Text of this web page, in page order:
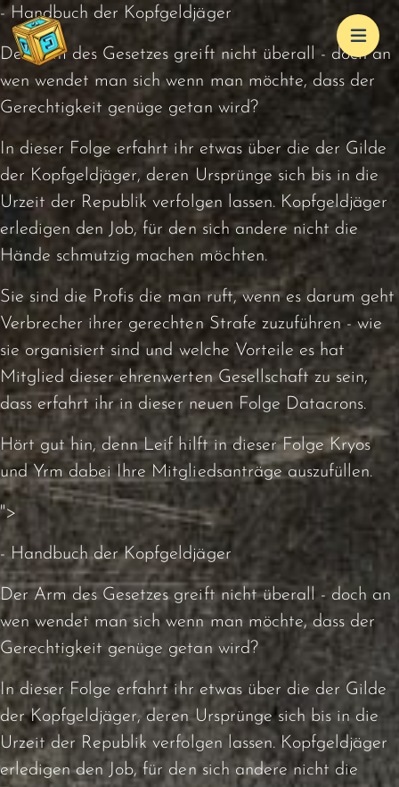
- Handbuch der Kopfgeldjäger
Der Arm des Gesetzes greift nicht überall - doch an
wen wendet man sich wenn man möchte, dass der
Gerechtigkeit genüge getan wird?
In dieser Folge erfahrt ihr etwas über die der Gilde
der Kopfgeldjäger, deren Ursprünge sich bis in die
Urzeit der Republik verfolgen lassen. Kopfgeldjäger
erledigen den Job, für den sich andere nicht die
Hände schmutzig machen möchten.
Sie sind die Profis die man ruft, wenn es darum geht
Verbrecher ihrer gerechten Strafe zuzuführen - wie
sie organisiert sind und welche Vorteile es hat
Mitglied dieser ehrenwerten Gesellschaft zu sein,
dass erfahrt ihr in dieser neuen Folge Datacrons.
Hört gut hin, denn Leif hilft in dieser Folge Kryos
und Yrm dabei Ihre Mitgliedsanträge auszufüllen.
">
- Handbuch der Kopfgeldjäger
Der Arm des Gesetzes greift nicht überall - doch an
wen wendet man sich wenn man möchte, dass der
Gerechtigkeit genüge getan wird?
In dieser Folge erfahrt ihr etwas über die der Gilde
der Kopfgeldjäger, deren Ursprünge sich bis in die
Urzeit der Republik verfolgen lassen. Kopfgeldjäger
erledigen den Job, für den sich andere nicht die